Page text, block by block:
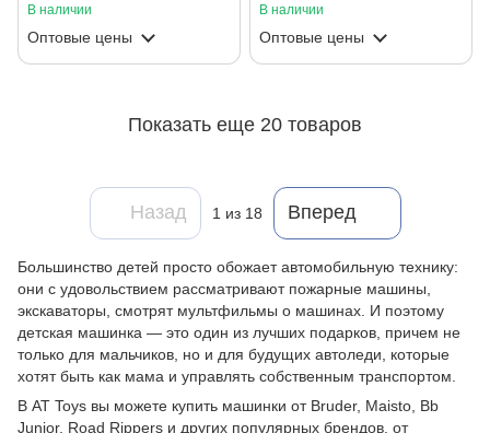
В наличии
Оптовые цены
В наличии
Оптовые цены
Показать еще 20 товаров
Назад 1 из 18 Вперед
Большинство детей просто обожает автомобильную технику:
они с удовольствием рассматривают пожарные машины,
экскаваторы, смотрят мультфильмы о машинах. И поэтому
детская машинка — это один из лучших подарков, причем не
только для мальчиков, но и для будущих автоледи, которые
хотят быть как мама и управлять собственным транспортом.
В AT Toys вы можете купить машинки от Bruder, Maisto, Bb
Junior, Road Rippers и других популярных брендов, от